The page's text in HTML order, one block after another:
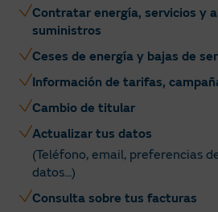
Contratar energía, servicios y
suministros
Ceses de energía y bajas de
Información de tarifas,
Cambio de titular
Actualizar tus datos
(Teléfono, email, preferencias
datos...)
Consulta sobre tus facturas